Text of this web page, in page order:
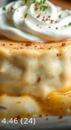
4.46 (24)